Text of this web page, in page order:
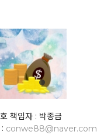
책임자 : 박종금
conwe88@naver.com